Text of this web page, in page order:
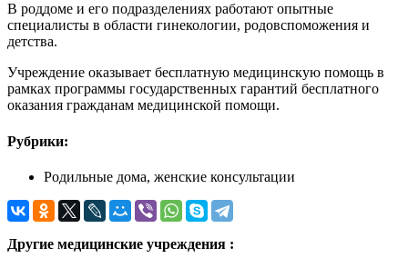
В роддоме и его подразделениях работают опытные
специалисты в области гинекологии, родовспоможения и
детства.
Учреждение оказывает бесплатную медицинскую помощь в
рамках программы государственных гарантий бесплатного
оказания гражданам медицинской помощи.
Рубрики:
Родильные дома, женские консультации
Другие медицинские учреждения :